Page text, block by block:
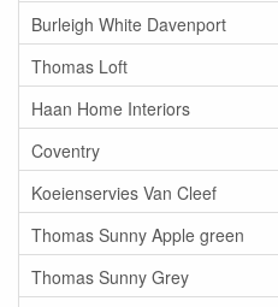
Burleigh White Davenport
Thomas Loft
Haan Home Interiors
Coventry
Koeienservies Van Cleef
Thomas Sunny Apple green
Thomas Sunny Grey